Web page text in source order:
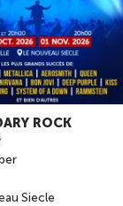
ROCK
Siecle